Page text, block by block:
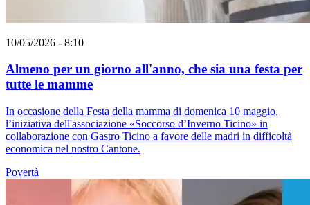
10/05/2026 - 8:10
Almeno per un giorno all'anno, che sia una festa per
tutte le mamme
In occasione della Festa della mamma di domenica 10 maggio,
l’iniziativa dell'associazione «Soccorso d’Inverno Ticino» in
collaborazione con Gastro Ticino a favore delle madri in difficoltà
economica nel nostro Cantone.
Povertà